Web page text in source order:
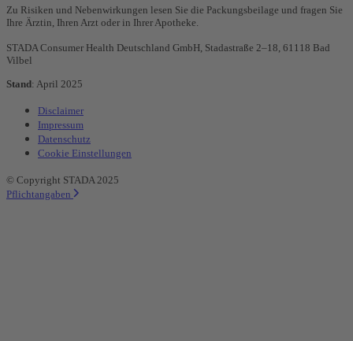
Zu Risiken und Nebenwirkungen lesen Sie die Packungsbeilage und fragen Sie
Ihre Ärztin, Ihren Arzt oder in Ihrer Apotheke.
STADA Consumer Health Deutschland GmbH, Stadastraße 2–18, 61118 Bad
Vilbel
Stand: April 2025
Disclaimer
Impressum
Datenschutz
Cookie Einstellungen
© Copyright STADA 2025
Pflichtangaben